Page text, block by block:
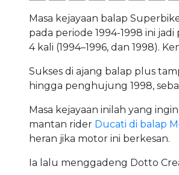
Masa kejayaan balap
pada periode 1994-1998 ini
4 kali (1994–1996, dan 1998).
Sukses di ajang balap plus
hingga penghujung 1998,
Masa kejayaan inilah yang
mantan rider Ducati di balap
heran jika motor ini berkesan.
Ia lalu menggadeng Dotto